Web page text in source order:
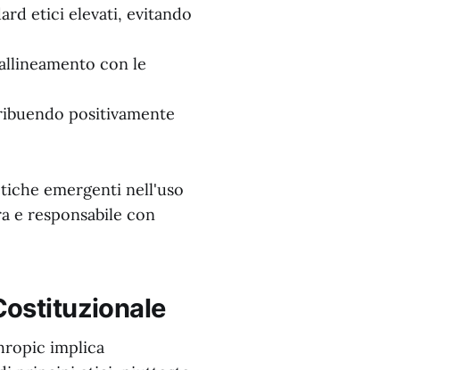
etici elevati, evitando
con le
positivamente
emergenti nell'uso
e responsabile con
implica